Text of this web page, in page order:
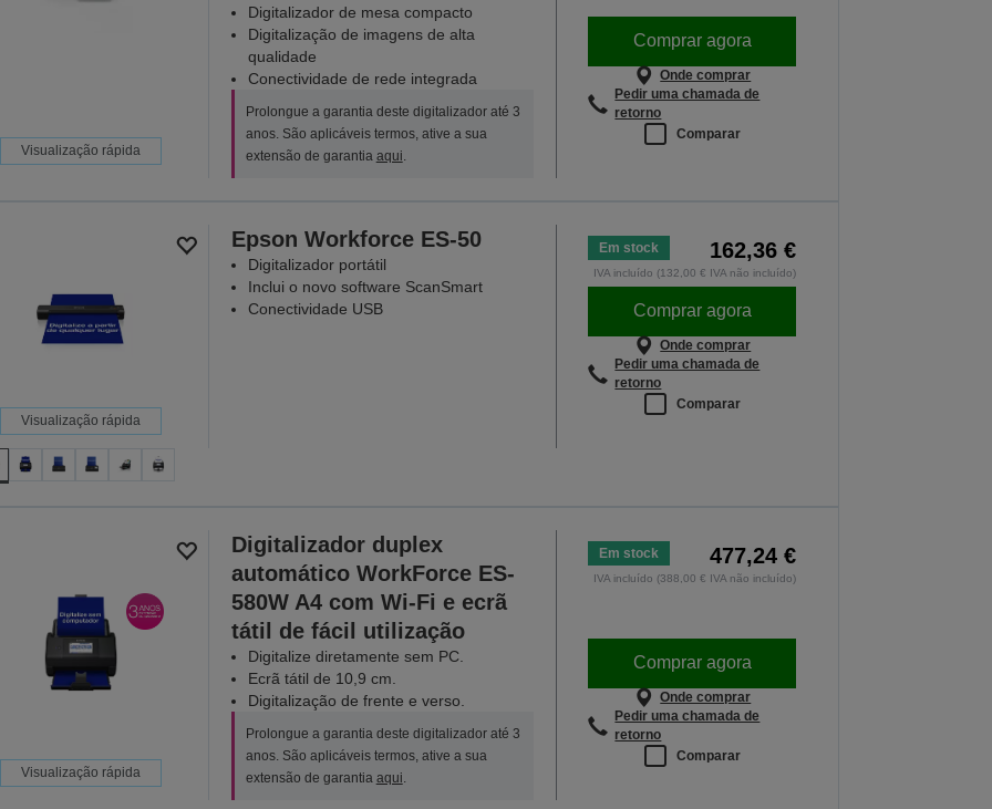
Visualização rápida
Digitalizador de mesa compacto
Digitalização de imagens de alta
qualidade
Conectividade de rede integrada
Prolongue a garantia deste digitalizador até 3
anos. São aplicáveis termos, ative a sua
extensão de garantia aqui
Comprar agora
Onde comprar
Pedir uma chamada de
retorno
Comparar
Visualização rápida
Epson Workforce ES-50
Digitalizador portátil
Inclui o novo software ScanSmart
Conectividade USB
Em stock 162,36 €
IVA incluído (132,00 € IVA não incluído)
Comprar agora
Onde comprar
Pedir uma chamada de
retorno
Comparar
Visualização rápida
Digitalizador duplex
automático WorkForce ES-
580W A4 com Wi-Fi e ecrã
tátil de fácil utilização
Digitalize diretamente sem PC.
Ecrã tátil de 10,9 cm.
Digitalização de frente e verso.
Prolongue a garantia deste digitalizador até 3
anos. São aplicáveis termos, ative a sua
extensão de garantia aqui
Em stock 477,24 €
IVA incluído (388,00 € IVA não incluído)
Comprar agora
Onde comprar
Pedir uma chamada de
retorno
Comparar